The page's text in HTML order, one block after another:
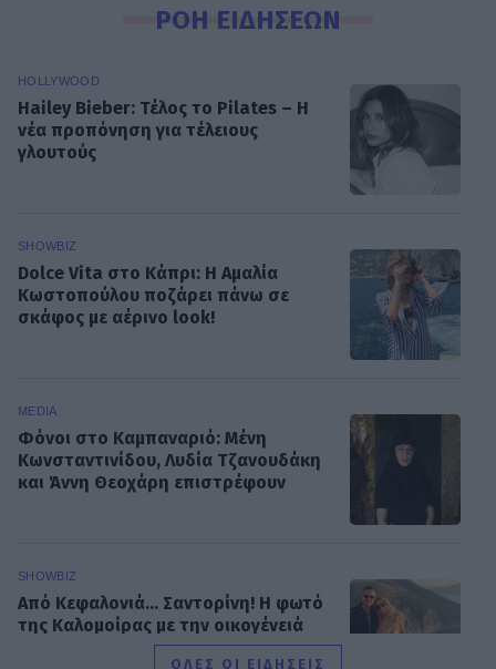
ΡΟΗ ΕΙΔΗΣΕΩΝ
HOLLYWOOD
Hailey Bieber: Τέλος το Pilates – Η
νέα προπόνηση για τέλειους
γλουτούς
SHOWBIZ
Dolce Vita στο Κάπρι: Η Αμαλία
Κωστοπούλου ποζάρει πάνω σε
σκάφος με αέρινο look!
MEDIA
Φόνοι στο Καμπαναριό: Μένη
Κωνσταντινίδου, Λυδία Τζανουδάκη
και Άννη Θεοχάρη επιστρέφουν
SHOWBIZ
Από Κεφαλονιά... Σαντορίνη! Η φωτό
της Καλομοίρας με την οικογένειά
ΟΛΕΣ ΟΙ ΕΙΔΗΣΕΙΣ